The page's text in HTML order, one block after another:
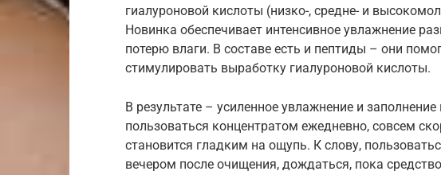
гиалуроновой кислоты (низко-, средне- и
Новинка обеспечивает интенсивное увлажнение
потерю влаги. В составе есть и пептиды – они
стимулировать выработку гиалуроновой кислоты.
В результате – усиленное увлажнение и
пользоваться концентратом ежедневно, совсем
становится гладким на ощупь. К слову,
вечером после очищения, дождаться, пока